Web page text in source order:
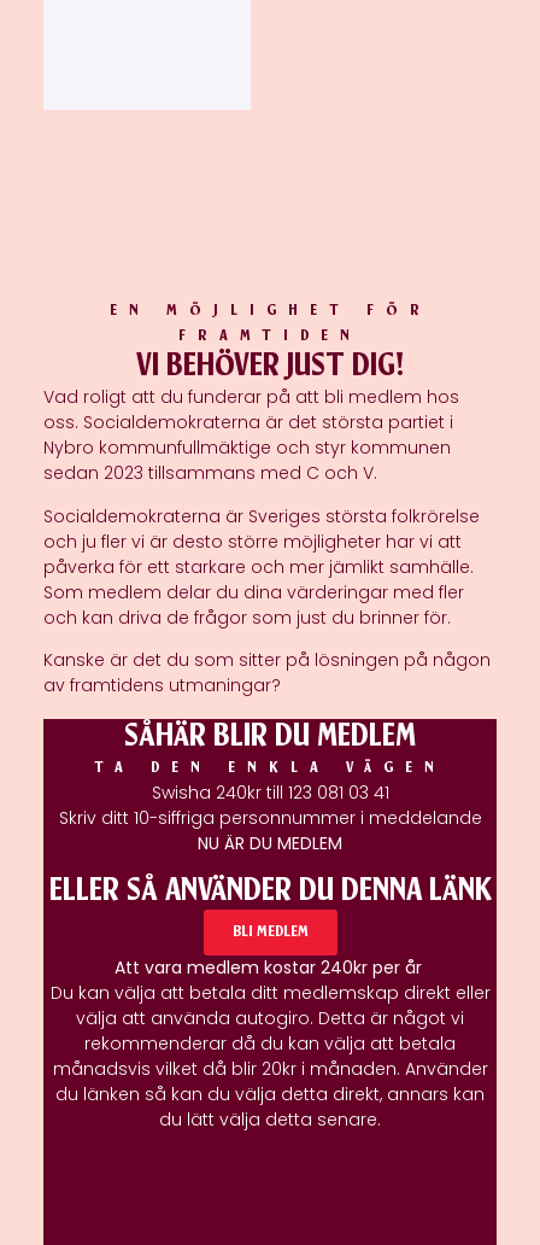
EN MÖJLIGHET FÖR
FRAMTIDEN
VI BEHÖVER JUST DIG!
Vad roligt att du funderar på att bli medlem hos
oss. Socialdemokraterna är det största partiet i
Nybro kommunfullmäktige och styr kommunen
sedan 2023 tillsammans med C och V.
Socialdemokraterna är Sveriges största folkrörelse
och ju fler vi är desto större möjligheter har vi att
påverka för ett starkare och mer jämlikt samhälle.
Som medlem delar du dina värderingar med fler
och kan driva de frågor som just du brinner för.
Kanske är det du som sitter på lösningen på någon
av framtidens utmaningar?
Kontakta Oss
SÅHÄR BLIR DU MEDLEM
TA DEN ENKLA VÄGEN
Swisha 240kr till 123 081 03 41
Skriv ditt 10-siffriga personnummer i meddelande
NU ÄR DU MEDLEM
ELLER SÅ ANVÄNDER DU DENNA LÄNK
BLI MEDLEM
Att vara medlem kostar 240kr per år
Du kan välja att betala ditt medlemskap direkt eller
välja att använda autogiro. Detta är något vi
rekommenderar då du kan välja att betala
månadsvis vilket då blir 20kr i månaden. Använder
du länken så kan du välja detta direkt, annars kan
du lätt välja detta senare.